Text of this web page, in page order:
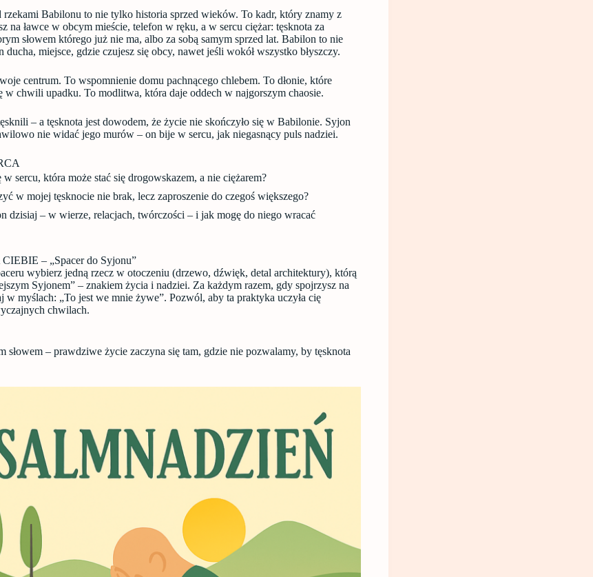
Babilonu to nie tylko historia sprzed wieków. To kadr, który znamy z
na ławce w obcym mieście, telefon w ręku, a w sercu ciężar: tęsknota za
słowem którego już nie ma, albo za sobą samym sprzed lat. Babilon to nie
ducha, miejsce, gdzie czujesz się obcy, nawet jeśli wokół wszystko błyszczy.
centrum. To wspomnienie domu pachnącego chlebem. To dłonie, które
w chwili upadku. To modlitwa, która daje oddech w najgorszym chaosie.
– a tęsknota jest dowodem, że życie nie skończyło się w Babilonie. Syjon
nie widać jego murów – on bije w sercu, jak niegasnący puls nadziei.
sercu, która może stać się drogowskazem, a nie ciężarem?
w mojej tęsknocie nie brak, lecz zaproszenie do czegoś większego?
dzisiaj – w wierze, relacjach, twórczości – i jak mogę do niego wracać
– „Spacer do Syjonu”
wybierz jedną rzecz w otoczeniu (drzewo, dźwięk, detal architektury), którą
Syjonem” – znakiem życia i nadziei. Za każdym razem, gdy spojrzysz na
w myślach: „To jest we mnie żywe”. Pozwól, aby ta praktyka uczyła cię
chwilach.
słowem – prawdziwe życie zaczyna się tam, gdzie nie pozwalamy, by tęsknota